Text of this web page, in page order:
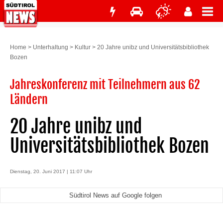
Home > Unterhaltung > Kultur > 20 Jahre unibz und Universitätsbibliothek
Bozen
Jahreskonferenz mit Teilnehmern aus 62
Ländern
20 Jahre unibz und
Universitätsbibliothek Bozen
Dienstag, 20. Juni 2017 | 11:07 Uhr
Südtirol News auf Google folgen